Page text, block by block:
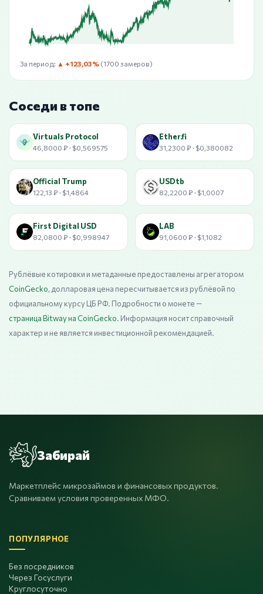
За период: ▲ +123,03% (1700 замеров)
Соседи в топе
Virtuals Protocol
46,8000 ₽ · $0,569575
Ether.fi
31,2300 ₽ · $0,380082
Official Trump
122,13 ₽ · $1,4864
USDtb
82,2200 ₽ · $1,0007
First Digital USD
82,0800 ₽ · $0,998947
LAB
91,0600 ₽ · $1,1082
Рублёвые котировки и метаданные предоставлены агрегатором
CoinGecko, долларовая цена пересчитывается из рублёвой по
официальному курсу ЦБ РФ. Подробности о монете —
страница Bitway на CoinGecko. Информация носит справочный
характер и не является инвестиционной рекомендацией.
Забирай
Маркетплейс микрозаймов и финансовых продуктов.
Сравниваем условия проверенных МФО.
ПОПУЛЯРНОЕ
Без посредников
Через Госуслуги
Круглосуточно